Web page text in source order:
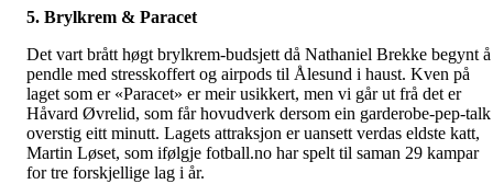
5. Brylkrem & Paracet
Det vart brått høgt brylkrem-budsjett då Nathaniel Brekke begynt å
pendle med stresskoffert og airpods til Ålesund i haust. Kven på
laget som er «Paracet» er meir usikkert, men vi går ut frå det er
Håvard Øvrelid, som får hovudverk dersom ein garderobe-pep-talk
overstig eitt minutt. Lagets attraksjon er uansett verdas eldste katt,
Martin Løset, som ifølgje fotball.no har spelt til saman 29 kampar
for tre forskjellige lag i år.